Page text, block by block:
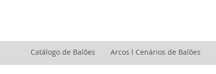
Catálogo de Balões Arcos l Cenários de Balões